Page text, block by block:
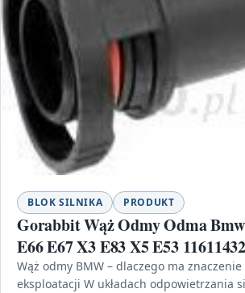
BLOK SILNIKA PRODUKT
Gorabbit Wąż Odmy Odma
E66 E67 X3 E83 X5 E53
Wąż odmy BMW – dlaczego ma
eksploatacji W układach odpowietrzania